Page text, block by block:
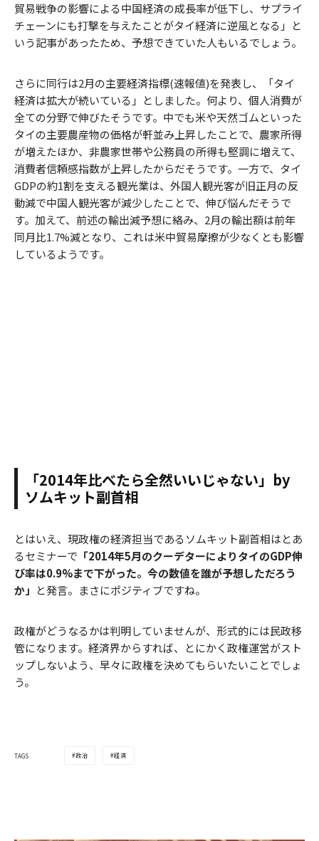
貿易戦争の影響による中国経済の成長率が低下し、サプライ
チェーンにも打撃を与えたことがタイ経済に逆風となる」と
いう記事があったため、予想できていた人もいるでしょう。
さらに同行は2月の主要経済指標(速報値)を発表し、「タイ
経済は拡大が続いている」としました。何より、個人消費が
全ての分野で伸びたそうです。中でも米や天然ゴムといった
タイの主要農産物の価格が軒並み上昇したことで、農家所得
が増えたほか、非農家世帯や公務員の所得も堅調に増えて、
消費者信頼感指数が上昇したからだそうです。一方で、タイ
GDPの約1割を支える観光業は、外国人観光客が旧正月の反
動減で中国人観光客が減少したことで、伸び悩んだそうで
す。加えて、前述の輸出減予想に絡み、2月の輸出額は前年
同月比1.7%減となり、これは米中貿易摩擦が少なくとも影響
しているようです。
「2014年比べたら全然いいじゃない」by
ソムキット副首相
とはいえ、現政権の経済担当であるソムキット副首相はとあ
るセミナーで 「2014年5月のクーデターによりタイのGDP伸
び率は0.9%まで下がった。今の数値を誰が予想しただろう
か」 と発言。まさにポジティブですね。
政権がどうなるかは判明していませんが、形式的には民政移
管になります。経済界からすれば、とにかく政権運営がスト
ップしないよう、早々に政権を決めてもらいたいことでしょ
う。
TAGS 政治 経済